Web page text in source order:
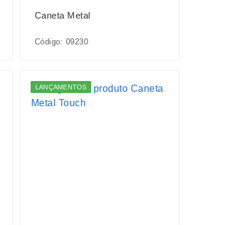
Caneta Metal
Código: 09230
LANÇAMENTOS